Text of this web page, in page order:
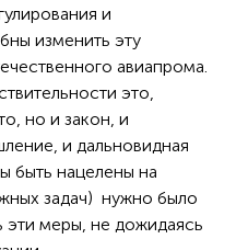
и
изменить эту
авиапрома.
это,
но и закон, и
и дальновидная
быть нацелены на
задач) нужно было
меры, не дожидаясь